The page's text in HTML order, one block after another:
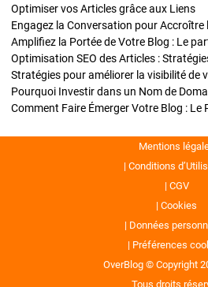
Optimiser vos Articles grâce aux Liens
Engagez la Conversation pour Accroître
Amplifiez la Portée de Votre Blog : Le
Mentions
Conditions
CGV
Cookies
Données
Préférences
OverBlog © Copyright
Tous droits